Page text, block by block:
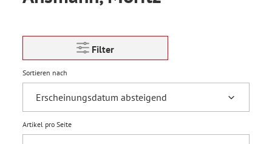
Filter
Sortieren nach
Artikel pro Seite